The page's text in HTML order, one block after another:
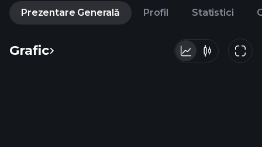
Prezentare Generală Profil Statistici
Grafic